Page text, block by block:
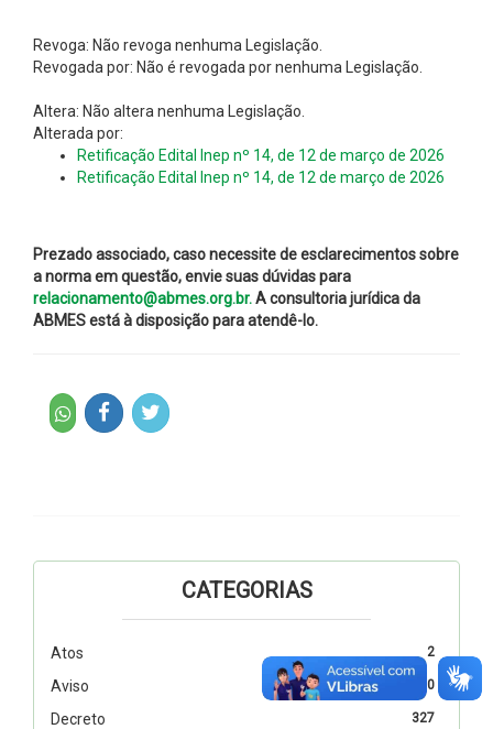
Revoga: Não revoga nenhuma Legislação.
Revogada por: Não é revogada por nenhuma Legislação.
Altera: Não altera nenhuma Legislação.
Alterada por:
Retificação Edital Inep nº 14, de 12 de março de 2026
Retificação Edital Inep nº 14, de 12 de março de 2026
Prezado associado, caso necessite de esclarecimentos sobre
a norma em questão, envie suas dúvidas para
relacionamento@abmes.org.br.A consultoria jurídica da
ABMES está à disposição para atendê-lo.
CATEGORIAS
2
Atos
10
Aviso
327
Decreto